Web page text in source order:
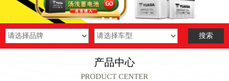
产品中心
PRODUCT CENTER